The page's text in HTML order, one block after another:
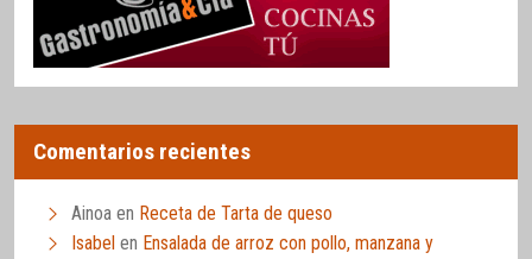
Comentarios recientes
Ainoa en Receta de Tarta de queso
Isabel en Ensalada de arroz con pollo, manzana y